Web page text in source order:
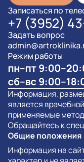
Записаться по
+7 (3952)
Задать вопрос
Режим работы
пн–пт
сб–вс
Информация,
является
применяемые
Обращайтесь к
Общие положения
Информация на